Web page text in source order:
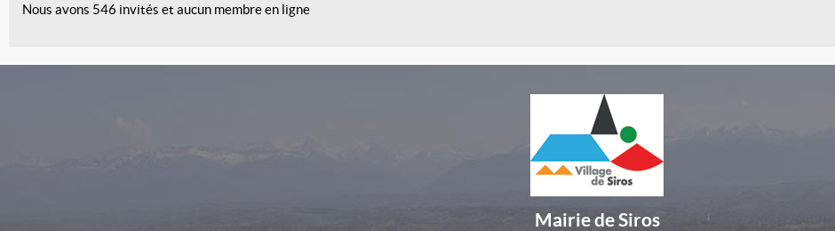
Nous avons 546 invités et aucun membre en ligne
Mairie de Siros